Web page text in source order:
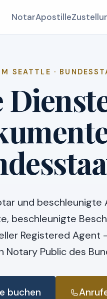
NotarApostille
SEATTLE ·
und
beschleunigte
Registered
Notary Public des
buchen